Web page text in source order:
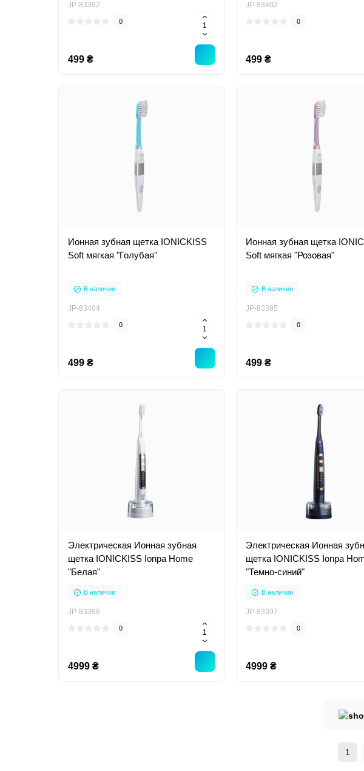
JP-83392
0
499 ₴
JP-83402
0
499 ₴
Ионная зубная щетка IONICKISS
Soft мягкая "Голубая"
В наличии
JP-83404
0
499 ₴
Ионная зубная щетка
Soft мягкая "Розовая"
В наличии
JP-83395
0
499 ₴
Электрическая Ионная зубная
щетка IONICKISS Ionpa Home
"Белая"
В наличии
JP-83398
0
4999 ₴
Электрическая Ионная
щетка IONICKISS Ionpa
"Темно-синий"
В наличии
JP-83397
0
4999 ₴
1